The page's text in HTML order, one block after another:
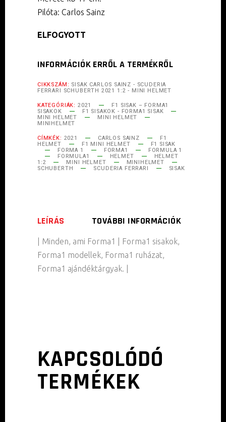
Pilóta: Carlos Sainz
ELFOGYOTT
INFORMÁCIÓK ERRŐL A TERMÉKRŐL
CIKKSZÁM: SISAK CARLOS SAINZ - SCUDERIA
FERRARI SCHUBERTH 2021 1:2 - MINI HELMET
KATEGÓRIÁK: 2021 F1 SISAK – FORMA1
SISAKOK F1 SISAKOK - FORMA1 SISAK
MINI HELMET MINI HELMET
MINIHELMET
CÍMKÉK: 2021 CARLOS SAINZ F1
HELMET F1 MINI HELMET F1 SISAK
FORMA 1 FORMA1 FORMULA 1
FORMULA1 HELMET HELMET
1:2 MINI HELMET MINIHELMET
SCHUBERTH SCUDERIA FERRARI SISAK
LEÍRÁS TOVÁBBI INFORMÁCIÓK
| Minden, ami Forma1 | Forma1 sisakok,
Forma1 modellek, Forma1 ruházat,
Forma1 ajándéktárgyak. |
KAPCSOLÓDÓ
TERMÉKEK